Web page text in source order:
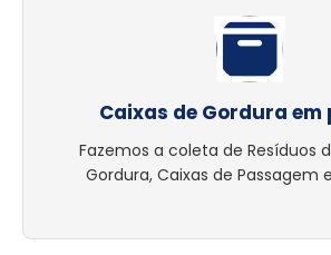
Caixas de Gordura em
Fazemos a coleta de Resíduos
Gordura, Caixas de Passagem